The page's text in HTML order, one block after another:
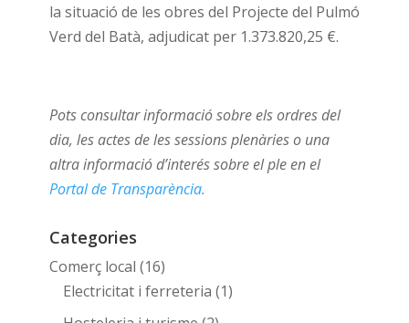
la situació de les obres del Projecte del Pulmó
Verd del Batà, adjudicat per 1.373.820,25 €.
Pots consultar informació sobre els ordres del
dia, les actes de les sessions plenàries o una
altra informació d’interés sobre el ple en el
Portal de Transparència.
Categories
Comerç local (16)
Electricitat i ferreteria (1)